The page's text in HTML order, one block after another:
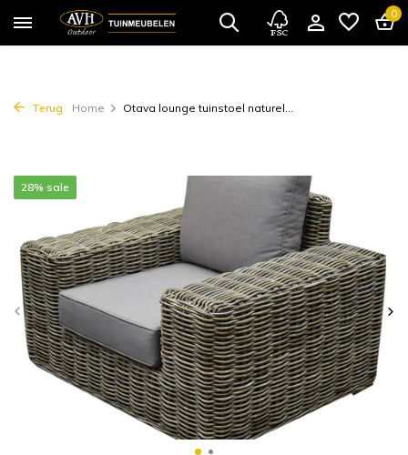
0
Terug Home Otava lounge tuinstoel naturel...
28% sale